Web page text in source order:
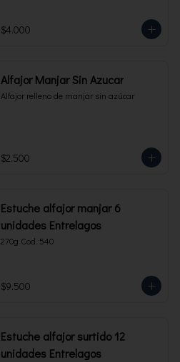
$4.000
Alfajor Manjar Sin Azucar
Alfajor relleno de manjar sin azúcar
$2.500
Estuche alfajor manjar 6
unidades Entrelagos
270g Cod. 540
$9.500
Estuche alfajor surtido 12
unidades Entrelagos